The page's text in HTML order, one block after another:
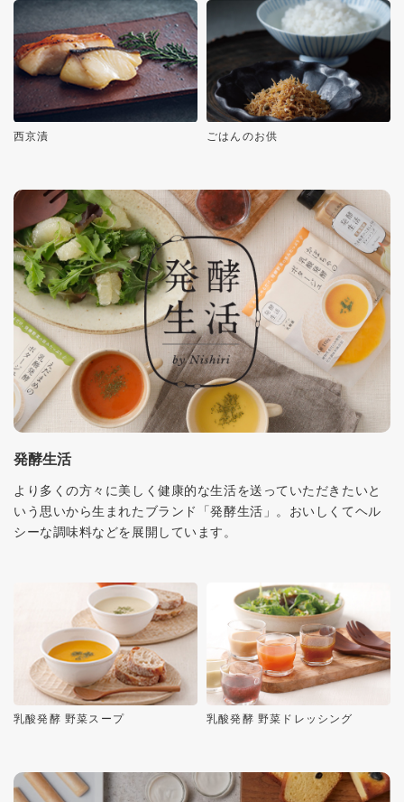
西京漬 ごはんのお供
発酵生活
より多くの方々に美しく健康的な生活を送っていただきたいと
いう思いから生まれたブランド「発酵生活」。おいしくてヘル
シーな調味料などを展開しています。
乳酸発酵 野菜スープ 乳酸発酵 野菜ドレッシング